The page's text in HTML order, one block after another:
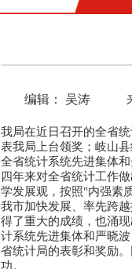
编辑： 吴涛
我局在近日召开的全省
表我局上台领奖；岐山
全省统计系统先进集体
四年来对全省统计工作
学发展观，按照"内强素
我市加快发展、率先跨
得了重大的成绩，也涌
计系统先进集体和严晓
省统计局的表彰和奖励
功。